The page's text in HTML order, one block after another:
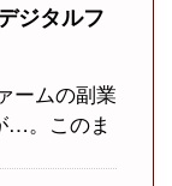
ジタルフ
ームの副業
…。このま